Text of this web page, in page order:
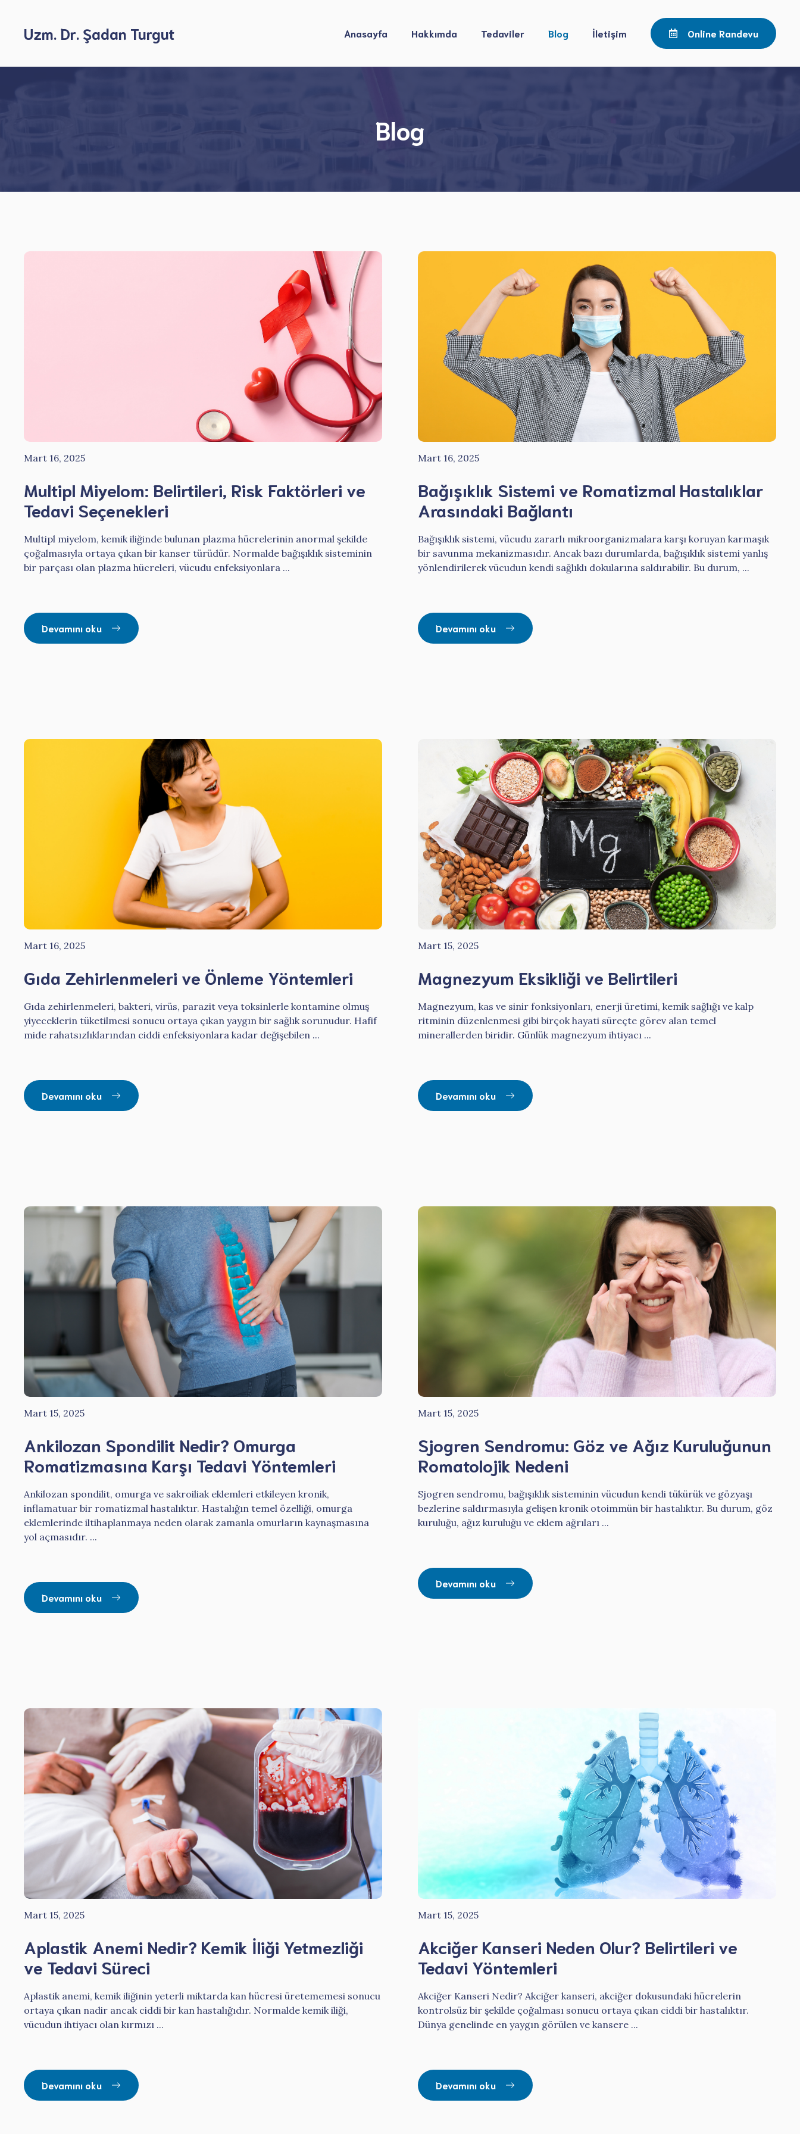
Uzm. Dr. Şadan Turgut Anasayfa Hakkımda Tedaviler Blog İletişim Online Randevu
Blog
Mart 16, 2025
Multipl Miyelom: Belirtileri, Risk Faktörleri ve
Tedavi Seçenekleri
Multipl miyelom, kemik iliğinde bulunan plazma hücrelerinin anormal şekilde
çoğalmasıyla ortaya çıkan bir kanser türüdür. Normalde bağışıklık sisteminin
bir parçası olan plazma hücreleri, vücudu enfeksiyonlara ...
Devamını oku
Mart 16, 2025
Bağışıklık Sistemi ve Romatizmal Hastalıklar
Arasındaki Bağlantı
Bağışıklık sistemi, vücudu zararlı mikroorganizmalara karşı koruyan karmaşık
bir savunma mekanizmasıdır. Ancak bazı durumlarda, bağışıklık sistemi yanlış
yönlendirilerek vücudun kendi sağlıklı dokularına saldırabilir. Bu durum, ...
Devamını oku
Mart 16, 2025
Gıda Zehirlenmeleri ve Önleme Yöntemleri
Gıda zehirlenmeleri, bakteri, virüs, parazit veya toksinlerle kontamine olmuş
yiyeceklerin tüketilmesi sonucu ortaya çıkan yaygın bir sağlık sorunudur. Hafif
mide rahatsızlıklarından ciddi enfeksiyonlara kadar değişebilen ...
Devamını oku
Mart 15, 2025
Magnezyum Eksikliği ve Belirtileri
Magnezyum, kas ve sinir fonksiyonları, enerji üretimi, kemik sağlığı ve kalp
ritminin düzenlenmesi gibi birçok hayati süreçte görev alan temel
minerallerden biridir. Günlük magnezyum ihtiyacı ...
Devamını oku
Mart 15, 2025
Ankilozan Spondilit Nedir? Omurga
Romatizmasına Karşı Tedavi Yöntemleri
Ankilozan spondilit, omurga ve sakroiliak eklemleri etkileyen kronik,
inflamatuar bir romatizmal hastalıktır. Hastalığın temel özelliği, omurga
eklemlerinde iltihaplanmaya neden olarak zamanla omurların kaynaşmasına
yol açmasıdır. ...
Devamını oku
Mart 15, 2025
Sjogren Sendromu: Göz ve Ağız Kuruluğunun
Romatolojik Nedeni
Sjogren sendromu, bağışıklık sisteminin vücudun kendi tükürük ve gözyaşı
bezlerine saldırmasıyla gelişen kronik otoimmün bir hastalıktır. Bu durum, göz
kuruluğu, ağız kuruluğu ve eklem ağrıları ...
Devamını oku
Mart 15, 2025
Aplastik Anemi Nedir? Kemik İliği Yetmezliği
ve Tedavi Süreci
Aplastik anemi, kemik iliğinin yeterli miktarda kan hücresi üretememesi sonucu
ortaya çıkan nadir ancak ciddi bir kan hastalığıdır. Normalde kemik iliği,
vücudun ihtiyacı olan kırmızı ...
Devamını oku
Mart 15, 2025
Akciğer Kanseri Neden Olur? Belirtileri ve
Tedavi Yöntemleri
Akciğer Kanseri Nedir? Akciğer kanseri, akciğer dokusundaki hücrelerin
kontrolsüz bir şekilde çoğalması sonucu ortaya çıkan ciddi bir hastalıktır.
Dünya genelinde en yaygın görülen ve kansere ...
Devamını oku